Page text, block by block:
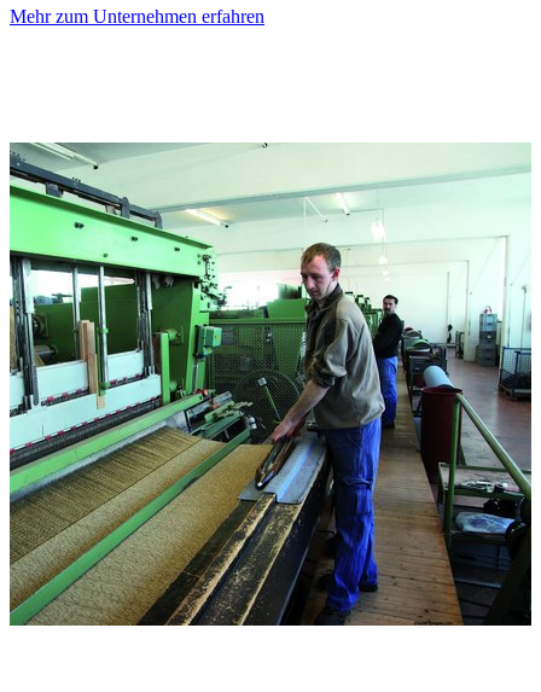
Mehr zum Unternehmen erfahren